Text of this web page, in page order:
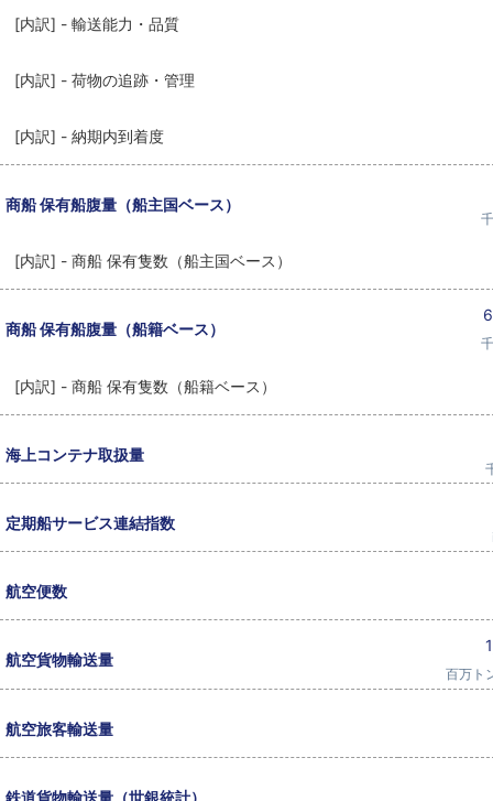
[内訳] - 輸送能力・品質
[内訳] - 荷物の追跡・管理
[内訳] - 納期内到着度
商船 保有船腹量（船主国ベース）
[内訳] - 商船 保有隻数（船主国ベース）
商船 保有船腹量（船籍ベース）
[内訳] - 商船 保有隻数（船籍ベース）
海上コンテナ取扱量
定期船サービス連結指数
航空便数
航空貨物輸送量
百万ト
航空旅客輸送量
鉄道貨物輸送量（世銀統計）